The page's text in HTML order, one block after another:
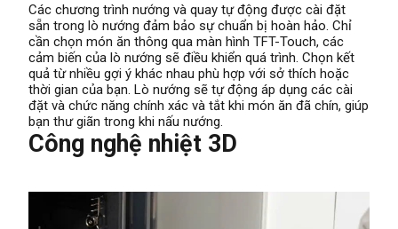
Các chương trình nướng và quay tự động được cài đặt
sẵn trong lò nướng đảm bảo sự chuẩn bị hoàn hảo. Chỉ
cần chọn món ăn thông qua màn hình TFT-Touch, các
cảm biến của lò nướng sẽ điều khiển quá trình. Chọn kết
quả từ nhiều gợi ý khác nhau phù hợp với sở thích hoặc
thời gian của bạn. Lò nướng sẽ tự động áp dụng các cài
đặt và chức năng chính xác và tắt khi món ăn đã chín, giúp
bạn thư giãn trong khi nấu nướng.
Công nghệ nhiệt 3D